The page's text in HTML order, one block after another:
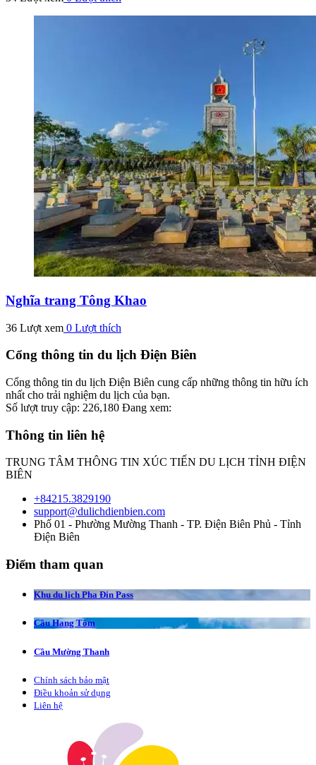
Nghĩa trang Tông Khao
36 Lượt xem 0 Lượt thích
Cổng thông tin du lịch Điện Biên
Cổng thông tin du lịch Điện Biên cung cấp những thông tin hữu ích
nhất cho trải nghiệm du lịch của bạn.
Số lượt truy cập: 226,180 Đang xem:
Thông tin liên hệ
TRUNG TÂM THÔNG TIN XÚC TIẾN DU LỊCH TỈNH ĐIỆN
BIÊN
+84215.3829190
support@dulichdienbien.com
Phố 01 - Phường Mường Thanh - TP. Điện Biên Phủ - Tỉnh
Điện Biên
Điểm tham quan
Khu du lịch Pha Đin Pass
Cầu Hang Tôm
Cầu Mường Thanh
Chính sách bảo mật
Điều khoản sử dụng
Liên hệ